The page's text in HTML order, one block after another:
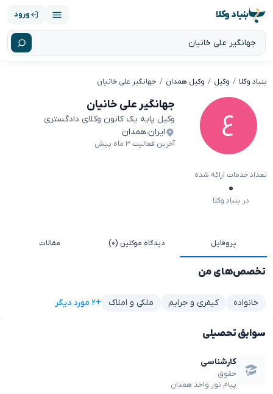
بنیاد وکلا ورود
بنیاد وکلا وکیل وکیل همدان جهانگیر علی خانیان
جهانگیر علی خانیان
وکیل پایه یک کانون وکلای دادگستری
ایران،همدان
آخرین فعالیت ۳ ماه پیش
تعداد خدمات ارائه شده
۰
در بنیاد وکلا
پروفایل دیدگاه موکلین (۰) مقالات
تخصص‌های من
خانواده کیفری و جرایم ملکی و املاک +۲ مورد دیگر
سوابق تحصیلی
کارشناسی
حقوق
پیام نور واحد همدان